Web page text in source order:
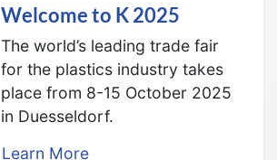
The world’s leading trade fair
for the plastics industry takes
place from 8-15 October 2025
in Duesseldorf.
Learn More